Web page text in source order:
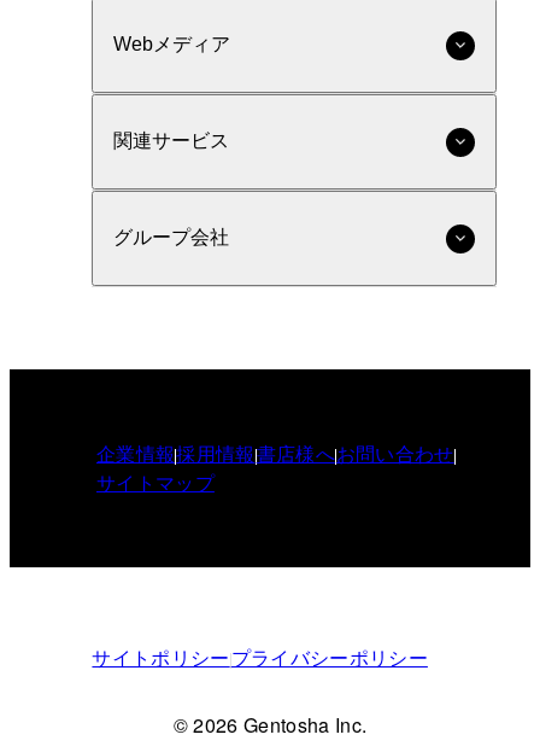
Webメディア
関連サービス
グループ会社
企業情報採用情報書店様へお問い合わせ
サイトマップ
サイトポリシープライバシーポリシー
© 2026 Gentosha Inc.